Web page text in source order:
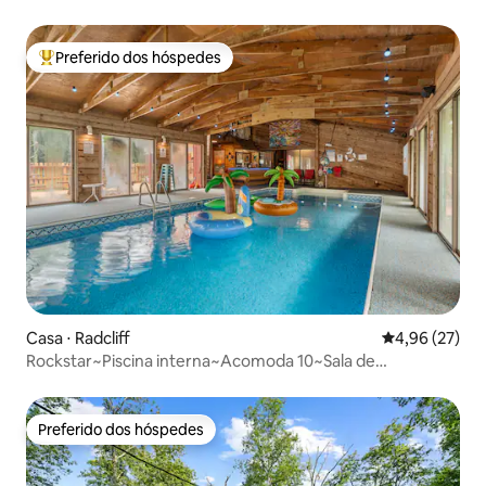
Entre os melhores preferidos dos hóspedes
Preferido dos hóspedes
Casa ⋅ Radcliff 4,96 de uma
4,96 (27)
Rockstar~Piscina interna~Acomoda 10~Sala de
Preferido dos hóspedes
Preferido dos hóspedes